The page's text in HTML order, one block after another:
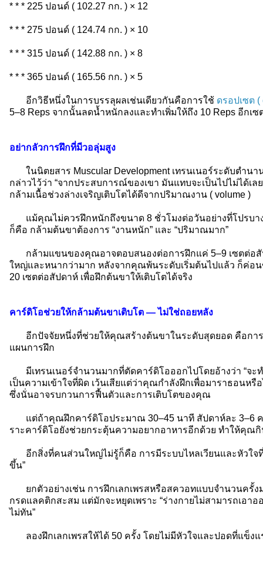
* * * 225 ปอนด์ ( 102.27 กก. ) × 12
* * * 275 ปอนด์ ( 124.74 กก. ) × 10
* * * 315 ปอนด์ ( 142.88 กก. ) × 8
* * * 365 ปอนด์ ( 165.56 กก. ) × 5
อีกวิธีหนึ่งในการบรรลุผลเช่นเดียวกันคือการใช้ ดรอปเซต (
5–8 Reps จากนั้นลดน้ำหนักลงและทำเพิ่มให้ถึง 10 Reps อีกเ
อย่ากลัวการฝึกที่มีวอลุ่มสูง
ในนิตยสาร Muscular Development เทรนเนอร์ระดับตำนา
กล่าวไว้ว่า “จากประสบการณ์ของเขา มันแทบจะเป็นไปไม่ได้เล
กล้ามเนื้อช่วงล่างเจริญเติบโตได้ดีจากปริมาณงาน ( volume )
แม้คุณไม่ควรฝึกหนักถึงขนาด 8 ชั่วโมงต่อวันอย่างที่โปรบา
ก็คือ กล้ามต้นขาต้องการ “งานหนัก” และ “ปริมาณมาก”
กล้ามแขนของคุณอาจตอบสนองต่อการฝึกแค่ 5–9 เซตต่อสั
ใหญ่และหนากว่ามาก หลังจากคุณพ้นระดับเริ่มต้นไปแล้ว ก็ค่อ
20 เซตต่อสัปดาห์ เพื่อฝึกต้นขาให้เติบโตได้จริง
คาร์ดิโอช่วยให้กล้ามต้นขาเติบโต — ไม่ใช่ถอยหลัง
อีกปัจจัยหนึ่งที่ช่วยให้คุณสร้างต้นขาในระดับสุดยอด คือการ
แผนการฝึก
มีเทรนเนอร์จำนวนมากที่ตัดคาร์ดิโอออกไปโดยอ้างว่า “จะท
เป็นความเข้าใจที่ผิด เว้นเสียแต่ว่าคุณกำลังฝึกเพื่อมาราธอนห
ซึ่งนั่นอาจรบกวนการฟื้นตัวและการเติบโตของคุณ
แต่ถ้าคุณฝึกคาร์ดิโอประมาณ 30–45 นาที สัปดาห์ละ 3–6 ค
ราะคาร์ดิโอยังช่วยกระตุ้นความอยากอาหารอีกด้วย ทำให้คุณ
อีกสิ่งที่คนส่วนใหญ่ไม่รู้ก็คือ การมีระบบไหลเวียนและหัวใจ
ขึ้น”
ยกตัวอย่างเช่น การฝึกเลกเพรสหรือสควอทแบบจำนวนครั้ง
กรดแลคติกสะสม แต่มักจะหยุดเพราะ “ร่างกายไม่สามารถเอาอ
ไม่ทัน”
ลองฝึกเลกเพรสให้ได้ 50 ครั้ง โดยไม่มีหัวใจและปอดที่แข็งแ